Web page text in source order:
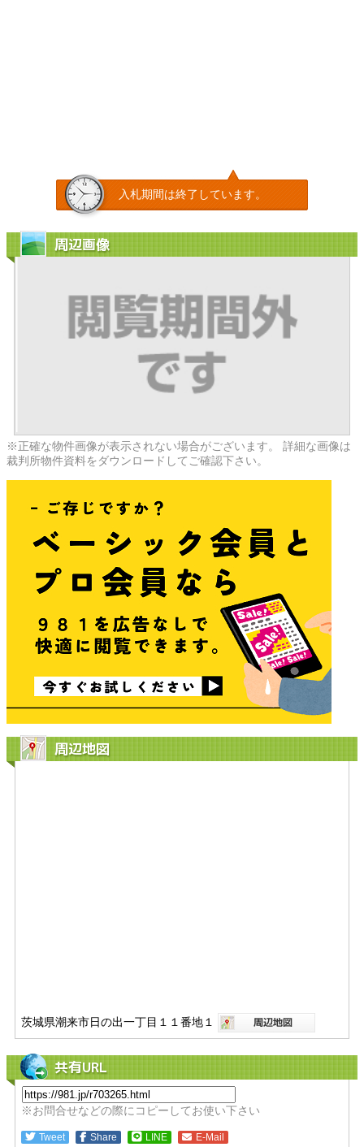
入札期間は終了しています。
周辺画像
※正確な物件画像が表示されない場合がございます。 詳細な画像は
裁判所物件資料をダウンロードしてご確認下さい。
周辺地図
茨城県潮来市日の出一丁目１１番地１
共有URL
※お問合せなどの際にコピーしてお使い下さい
Tweet Share LINE E-Mail